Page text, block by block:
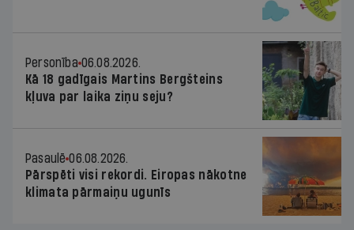
Personība 06.08.2026.
Kā 18 gadīgais Martins Bergšteins
kļuva par laika ziņu seju?
Pasaulē 06.08.2026.
Pārspēti visi rekordi. Eiropas nākotne
klimata pārmaiņu ugunīs